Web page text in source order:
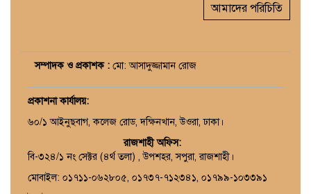
আমাদের পরিচিতি
সম্পাদক ও প্রকাশক : মো: আসাদুজ্জামান রোজ
প্রকাশনা কার্যালয়:
৬০/১ আইনুছবাগ, কলেজ রোড, দক্ষিনখান, উওরা, ঢাকা।
রাজশাহী অফিস:
বি-৩২৪/১ নং সেক্টর (৪র্থ তলা) , উপশহর, সপুরা, রাজশাহী।
মোবাইল: ০১৭১১-০৬২৮০৫, ০১৭৩৭-৭১২৩৪১, ০১৭৯৯-১০৩৩৯১